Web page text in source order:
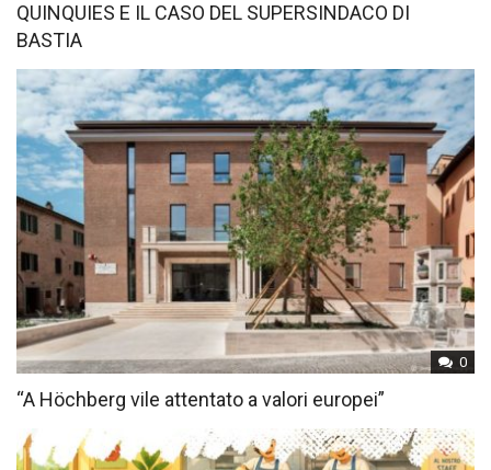
QUINQUIES E IL CASO DEL SUPERSINDACO DI
BASTIA
0
“A Höchberg vile attentato a valori europei”